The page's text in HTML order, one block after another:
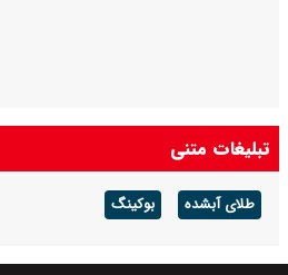
تبلیغات متنی
طلای آبشده بوکینگ